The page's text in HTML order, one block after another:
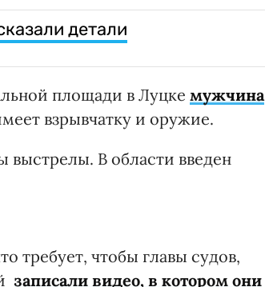
детали
площади в Луцке мужчина
взрывчатку и оружие.
В области введен
требует, чтобы главы судов,
записали видео, в котором они